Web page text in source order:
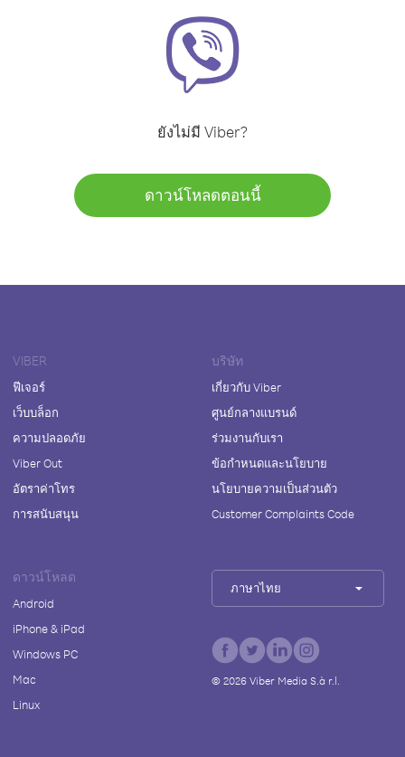
ยังไม่มี Viber?
ดาวน์โหลดตอนนี้
VIBER
ฟีเจอร์
เว็บบล็อก
ความปลอดภัย
Viber Out
อัตราค่าโทร
การสนับสนุน
บริษัท
เกี่ยวกับ Viber
ศูนย์กลางแบรนด์
ร่วมงานกับเรา
ข้อกำหนดและนโยบาย
นโยบายความเป็นส่วนตัว
Customer Complaints Code
ดาวน์โหลด
Android
iPhone & iPad
Windows PC
Mac
Linux
ภาษาไทย
© 2026Viber Media S.à r.l.